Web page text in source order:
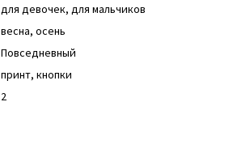
для девочек, для мальчиков
весна, осень
Повседневный
принт, кнопки
2